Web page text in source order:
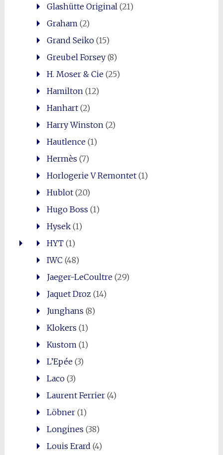
Glashütte Original(21)
Graham(2)
Grand Seiko(15)
Greubel Forsey(8)
H. Moser & Cie(25)
Hamilton(12)
Hanhart(2)
Harry Winston(2)
Hautlence(1)
Hermès (7)
Horlogerie V Remontet(1)
Hublot(20)
Hugo Boss (1)
Hysek(1)
HYT(1)
IWC (48)
Jaeger-LeCoultre(29)
Jaquet Droz (14)
Junghans (8)
Klokers (1)
Kustom(1)
L’Epée(3)
Laco(3)
Laurent Ferrier(4)
Löbner(1)
Longines (38)
Louis Erard (4)